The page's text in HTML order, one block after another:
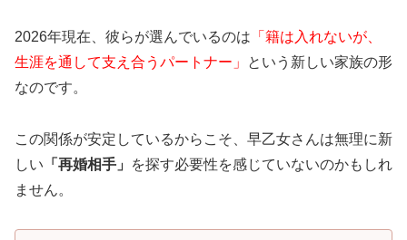
2026年現在、彼らが選んでいるのは 「籍は入れないが、
生涯を通して支え合うパートナー」
という新しい家族の形
なのです。
この関係が安定しているからこそ、早乙女さんは無理に新
しい 「再婚相手」
を探す必要性を感じていないのかもしれ
ません。